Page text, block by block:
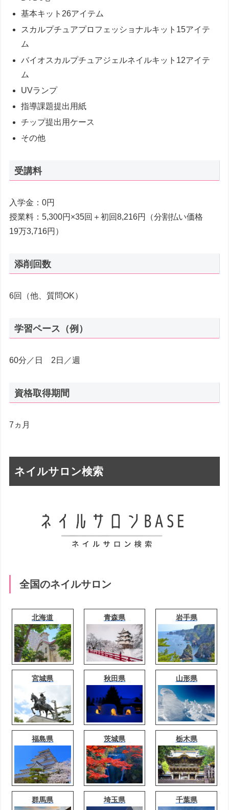
基本キット26アイテム
スカルプチュアプロフェッショナルキット15アイテ
ム
バイオスカルプチュアジェルネイルキット12アイテ
ム
UVランプ
指導課題提出用紙
チップ提出用ケース
その他
受講料
入学金：0円
授業料：5,300円×35回＋初回8,216円（分割払い価格
19万3,716円）
添削回数
6回（他、質問OK）
学習ペース（例）
60分／日 2日／週
資格取得期間
7ヵ月
ネイルサロン検索
全国のネイルサロン
北海道 青森県 岩手県
宮城県 秋田県 山形県
福島県 茨城県 栃木県
群馬県 埼玉県 千葉県